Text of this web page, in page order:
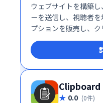
ウェブサイトを構築
ーを送信し、視聴者
プションを販売し、
続可能なビジネスを
すべて実行し、さらに
Clipboard
0.0 (0件)